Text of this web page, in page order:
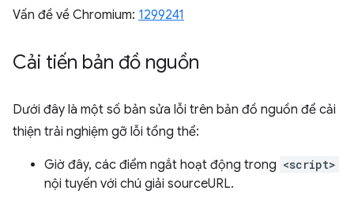
Vấn đề về Chromium: 1299241
Cải tiến bản đồ nguồn
Dưới đây là một số bản sửa lỗi trên bản đồ nguồn để cải
thiện trải nghiệm gỡ lỗi tổng thể:
Giờ đây, các điểm ngắt hoạt động trong <script>
nội tuyến với chú giải sourceURL.